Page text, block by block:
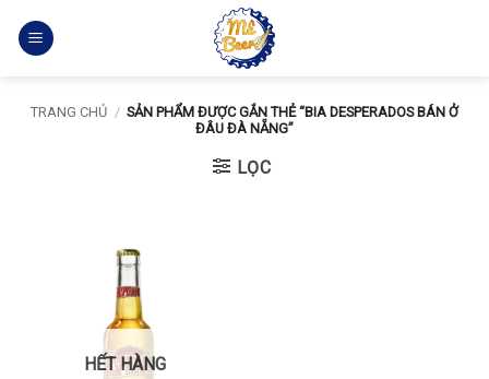
qua
TRANG CHỦ / SẢN PHẨM ĐƯỢC GẮN THẺ “BIA DESPERADOS BÁN Ở
ĐÂU ĐÀ NẴNG”
LỌC
HẾT HÀNG